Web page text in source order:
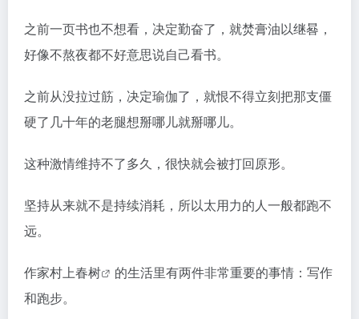
之前一页书也不想看，决定勤奋了，就焚膏油以继晷，
好像不熬夜都不好意思说自己看书。
之前从没拉过筋，决定瑜伽了，就恨不得立刻把那支僵
硬了几十年的老腿想掰哪儿就掰哪儿。
这种激情维持不了多久，很快就会被打回原形。
坚持从来就不是持续消耗，所以太用力的人一般都跑不
远。
作家村上春树
的生活里有两件非常重要的事情：写作
和跑步。